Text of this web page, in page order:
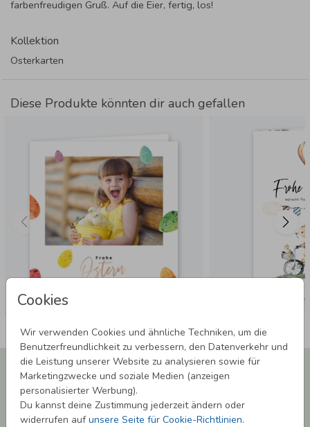
Cookies
Wir verwenden Cookies und ähnliche Techniken, um die
Benutzerfreundlichkeit zu verbessern, den Datenverkehr und
die Leistung unserer Website zu analysieren sowie für
Marketingzwecke und soziale Medien (anzeigen
personalisierter Werbung).
Du kannst deine Zustimmung jederzeit ändern oder
widerrufen aufunsere Seite für Cookie-Richtlinien.
farbenfreudigen Gruß. Auf die Eier, fertig, los!
Kollektion
Osterkarten
Diese Produkte könnten dir auch gefallen
Newsletter abonnieren und 5,00 € Rabatt**
sichern!
Melde Dich zu unserem Newsletter an und bleibe auf dem
Laufenden.